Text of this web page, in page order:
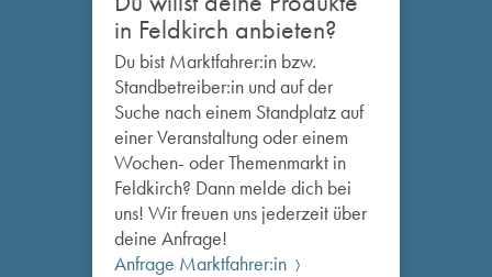
in Feldkirch anbieten?
Du bist Marktfahrer:in bzw.
Standbetreiber:in und auf der
Suche nach einem Standplatz auf
einer Veranstaltung oder einem
Wochen- oder Themenmarkt in
Feldkirch? Dann melde dich bei
uns! Wir freuen uns jederzeit über
deine Anfrage!
Anfrage Marktfahrer:in